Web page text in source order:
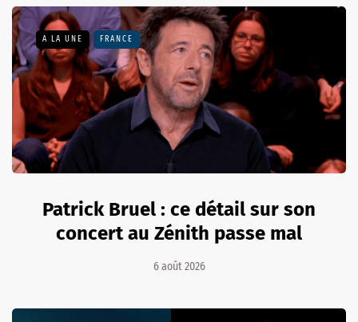
A LA UNE FRANCE
Patrick Bruel : ce détail sur son
concert au Zénith passe mal
6 août 2026